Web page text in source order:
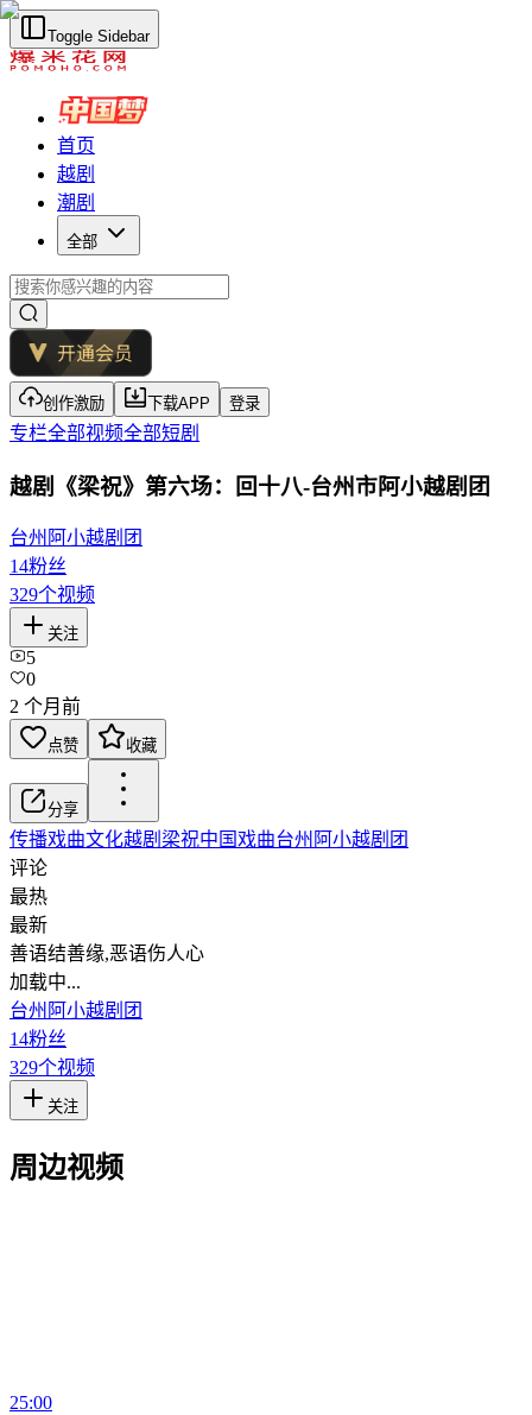
Toggle Sidebar
首页
越剧
潮剧
全部
创作激励 下载APP 登录
专栏全部视频全部短剧
越剧《梁祝》第六场：回十八-台州市阿小越剧团
台州阿小越剧团
14粉丝
329个视频
关注
5
0
2 个月前
点赞 收藏
分享
传播戏曲文化越剧 梁祝中国戏曲台州阿小越剧团
评论
最热
最新
善语结善缘,恶语伤人心
加载中...
台州阿小越剧团
14粉丝
329个视频
关注
周边视频
25:00